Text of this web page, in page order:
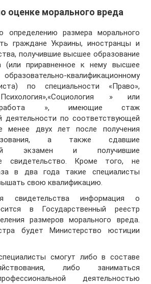
оценке морального вреда
определению размера морального
граждане Украины, иностранцы и
получившие высшее образование
(или приравненное к нему высшее
квалификационному
по специальности «Право»,
» или
работа », имеющие стаж
деятельности по соответствующей
менее двух лет после получения
а также сдавшие
экзамен и получившие
свидетельство. Кроме того, не
в два года такие специалисты
свою квалификацию.
свидетельства информация о
в Государственный реестр
размеров морального вреда.
будет Министерство юстиции
смогут либо в составе
либо заниматься
деятельностью